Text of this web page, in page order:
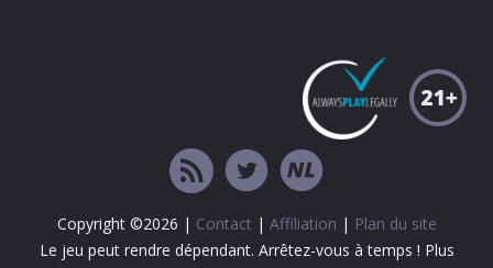
Copyright ©2026 | Contact | Affiliation | Plan du site
Le jeu peut rendre dépendant. Arrêtez-vous à temps ! Plus